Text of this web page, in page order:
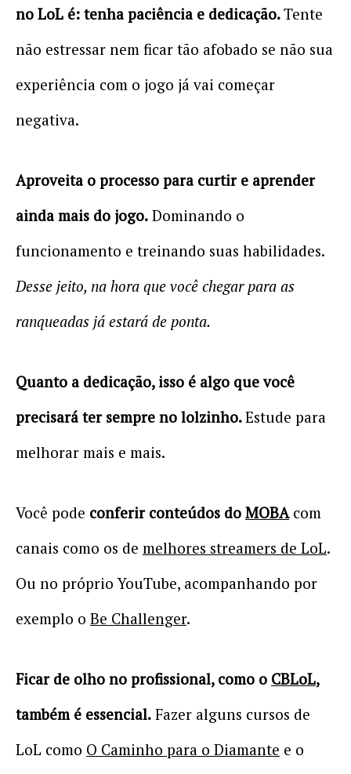
no LoL é: tenha paciência e dedicação.Tente
não estressar nem ficar tão afobado se não sua
experiência com o jogo já vai começar
negativa.
Aproveita o processo para curtir e aprender
ainda mais do jogo. Dominando o
funcionamento e treinando suas habilidades.
Desse jeito, na hora que você chegar para as
ranqueadas já estará de ponta.
Quanto a dedicação, isso é algo que você
precisará ter sempre no lolzinho.Estude para
melhorar mais e mais.
Você pode conferir conteúdos do MOBAcom
canais como os de melhores streamers de LoL.
Ou no próprio YouTube, acompanhando por
exemplo o Be Challenger.
Ficar de olho no profissional, como o CBLoL,
também é essencial. Fazer alguns cursos de
LoL como O Caminho para o Diamante e o